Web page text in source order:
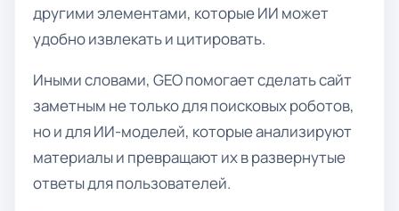
другими элементами, которые ИИ может
удобно извлекать и цитировать.
Иными словами, GEO помогает сделать сайт
заметным не только для поисковых роботов,
но и для ИИ-моделей, которые анализируют
материалы и превращают их в развернутые
ответы для пользователей.